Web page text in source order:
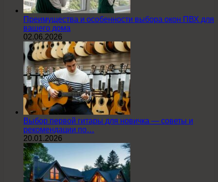
Преимущества и особенности выбора окон ПВХ для
вашего дома
02.06.2026
Выбор первой гитары для новичка — советы и
рекомендации по…
20.01.2026